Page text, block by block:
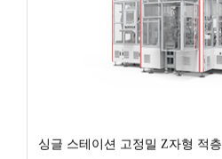
싱글 스테이션 고정밀 Z자형 적층